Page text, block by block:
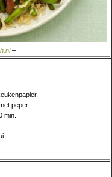
–
peper.
min.